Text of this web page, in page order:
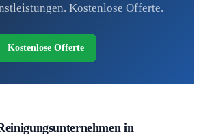
Kostenlose Offerte.
Kostenlose Offerte
in